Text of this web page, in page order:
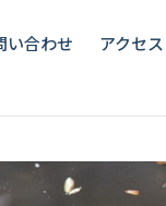
い合わせ アクセス